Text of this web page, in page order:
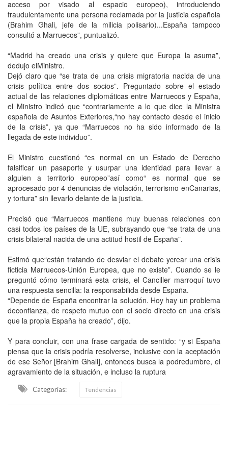
acceso por visado al espacio europeo), introduciendo
fraudulentamente una persona reclamada por la justicia española
(Brahim Ghali, jefe de la milicia polisario)...España tampoco
consultó a Marruecos”, puntualizó.
“Madrid ha creado una crisis y quiere que Europa la asuma”,
dedujo elMinistro.
Dejó claro que “se trata de una crisis migratoria nacida de una
crisis política entre dos socios”. Preguntado sobre el estado
actual de las relaciones diplomáticas entre Marruecos y España,
el Ministro indicó que “contrariamente a lo que dice la Ministra
española de Asuntos Exteriores,“no hay contacto desde el inicio
de la crisis”, ya que “Marruecos no ha sido informado de la
llegada de este individuo”.
El Ministro cuestionó “es normal en un Estado de Derecho
falsificar un pasaporte y usurpar una identidad para llevar a
alguien a territorio europeo”así como“ es normal que se
aprocesado por 4 denuncias de violación, terrorismo enCanarias,
y tortura” sin llevarlo delante de la justicia.
Precisó que “Marruecos mantiene muy buenas relaciones con
casi todos los países de la UE, subrayando que “se trata de una
crisis bilateral nacida de una actitud hostil de España”.
Estimó que“están tratando de desviar el debate ycrear una crisis
ficticia Marruecos-Unión Europea, que no existe”. Cuando se le
preguntó cómo terminará esta crisis, el Canciller marroquí tuvo
una respuesta sencilla: la responsabilida desde España.
“Depende de España encontrar la solución. Hoy hay un problema
deconfianza, de respeto mutuo con el socio directo en una crisis
que la propia España ha creado”, dijo.
Y para concluir, con una frase cargada de sentido: “y si España
piensa que la crisis podría resolverse, inclusive con la aceptación
de ese Señor [Brahim Ghali], entonces busca la podredumbre, el
agravamiento de la situación, e incluso la ruptura
Categorias: Tendencias